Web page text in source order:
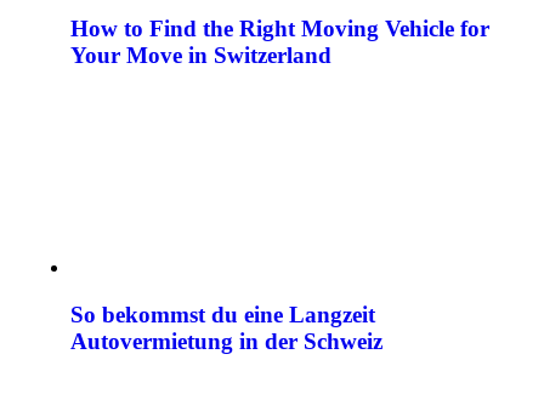
How to Find the Right Moving Vehicle for
Your Move in Switzerland
So bekommst du eine Langzeit
Autovermietung in der Schweiz